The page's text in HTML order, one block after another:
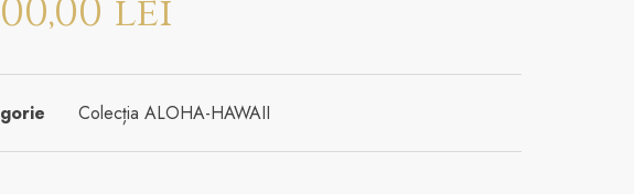
lei
Colecția ALOHA-HAWAII